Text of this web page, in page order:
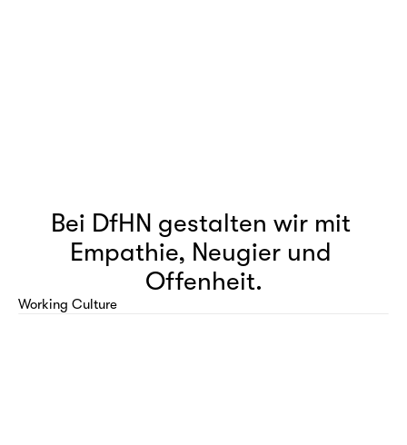
Bei DfHN gestalten wir mit
Empathie, Neugier und
Offenheit.
Working Culture